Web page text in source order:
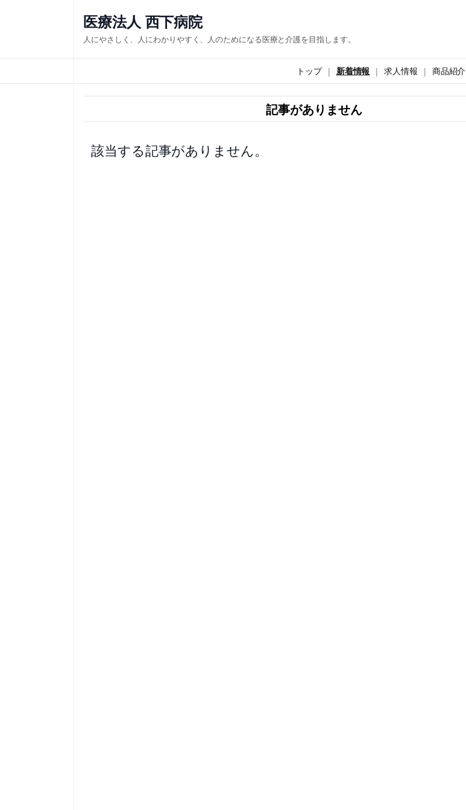
ス
キ
医療法人 西下病院
人にやさしく、人にわかりやすく、人のためになる医療と介護を目指します。
トップ 新着情報 求人情報 商品紹介
記事がありません
該当する記事がありません。